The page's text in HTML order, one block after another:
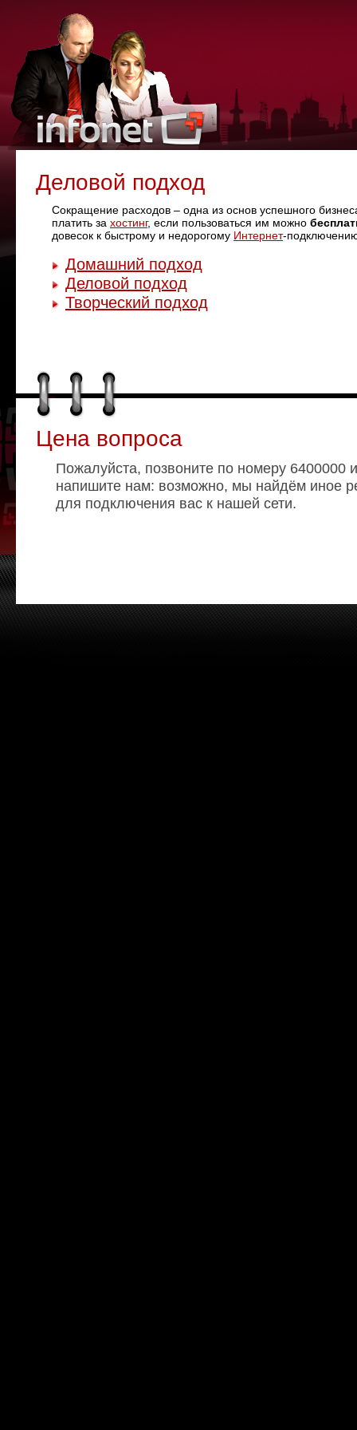
Деловой подход
Сокращение расходов – одна из основ успешного
платить за хостинг, если пользоваться им можно
довесок к быстрому и недорогому Интернет-
Домашний подход
Деловой подход
Творческий подход
Цена вопроса
Пожалуйста, позвоните по номеру 6400000
напишите нам: возможно, мы найдём иное
для подключения вас к нашей сети.